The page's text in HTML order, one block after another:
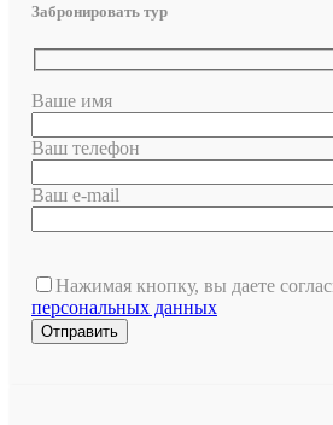
Забронировать тур
Ваше имя
Ваш телефон
Ваш e-mail
Нажимая кнопку, вы даете
персональных данных